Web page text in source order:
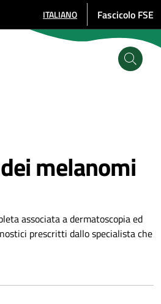
SELEZIONE LINGUA: LINGUA
ITALIANO Fascicolo FSE
melanomi
associata a dermatoscopia ed
prescritti dallo specialista che